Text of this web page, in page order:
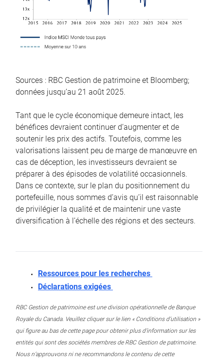
Sources : RBC Gestion de patrimoine et Bloomberg;
données jusqu’au 21 août 2025.
Tant que le cycle économique demeure intact, les
bénéfices devraient continuer d’augmenter et de
soutenir les prix des actifs. Toutefois, comme les
valorisations laissent peu de marge de manœuvre en
cas de déception, les investisseurs devraient se
préparer à des épisodes de volatilité occasionnels.
Dans ce contexte, sur le plan du positionnement du
portefeuille, nous sommes d’avis qu’il est raisonnable
de privilégier la qualité et de maintenir une vaste
diversification à l’échelle des régions et des secteurs.
Ressources pour les recherches
Déclarations exigées
RBC Gestion de patrimoine est une division opérationnelle de Banque
Royale du Canada. Veuillez cliquer sur le lien « Conditions d’utilisation »
qui figure au bas de cette page pour obtenir plus d’information sur les
entités qui sont des sociétés membres de RBC Gestion de patrimoine.
Nous n’approuvons ni ne recommandons le contenu de cette